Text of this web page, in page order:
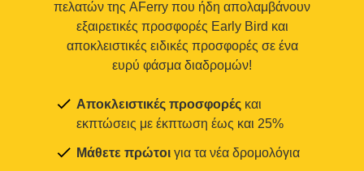
πελατών της AFerry που ήδη απολαμβάνουν
εξαιρετικές προσφορές Early Bird και
αποκλειστικές ειδικές προσφορές σε ένα
ευρύ φάσμα διαδρομών!
Αποκλειστικές προσφορές και
εκπτώσεις με έκπτωση έως και 25%
Μάθετε πρώτοι για τα νέα δρομολόγια